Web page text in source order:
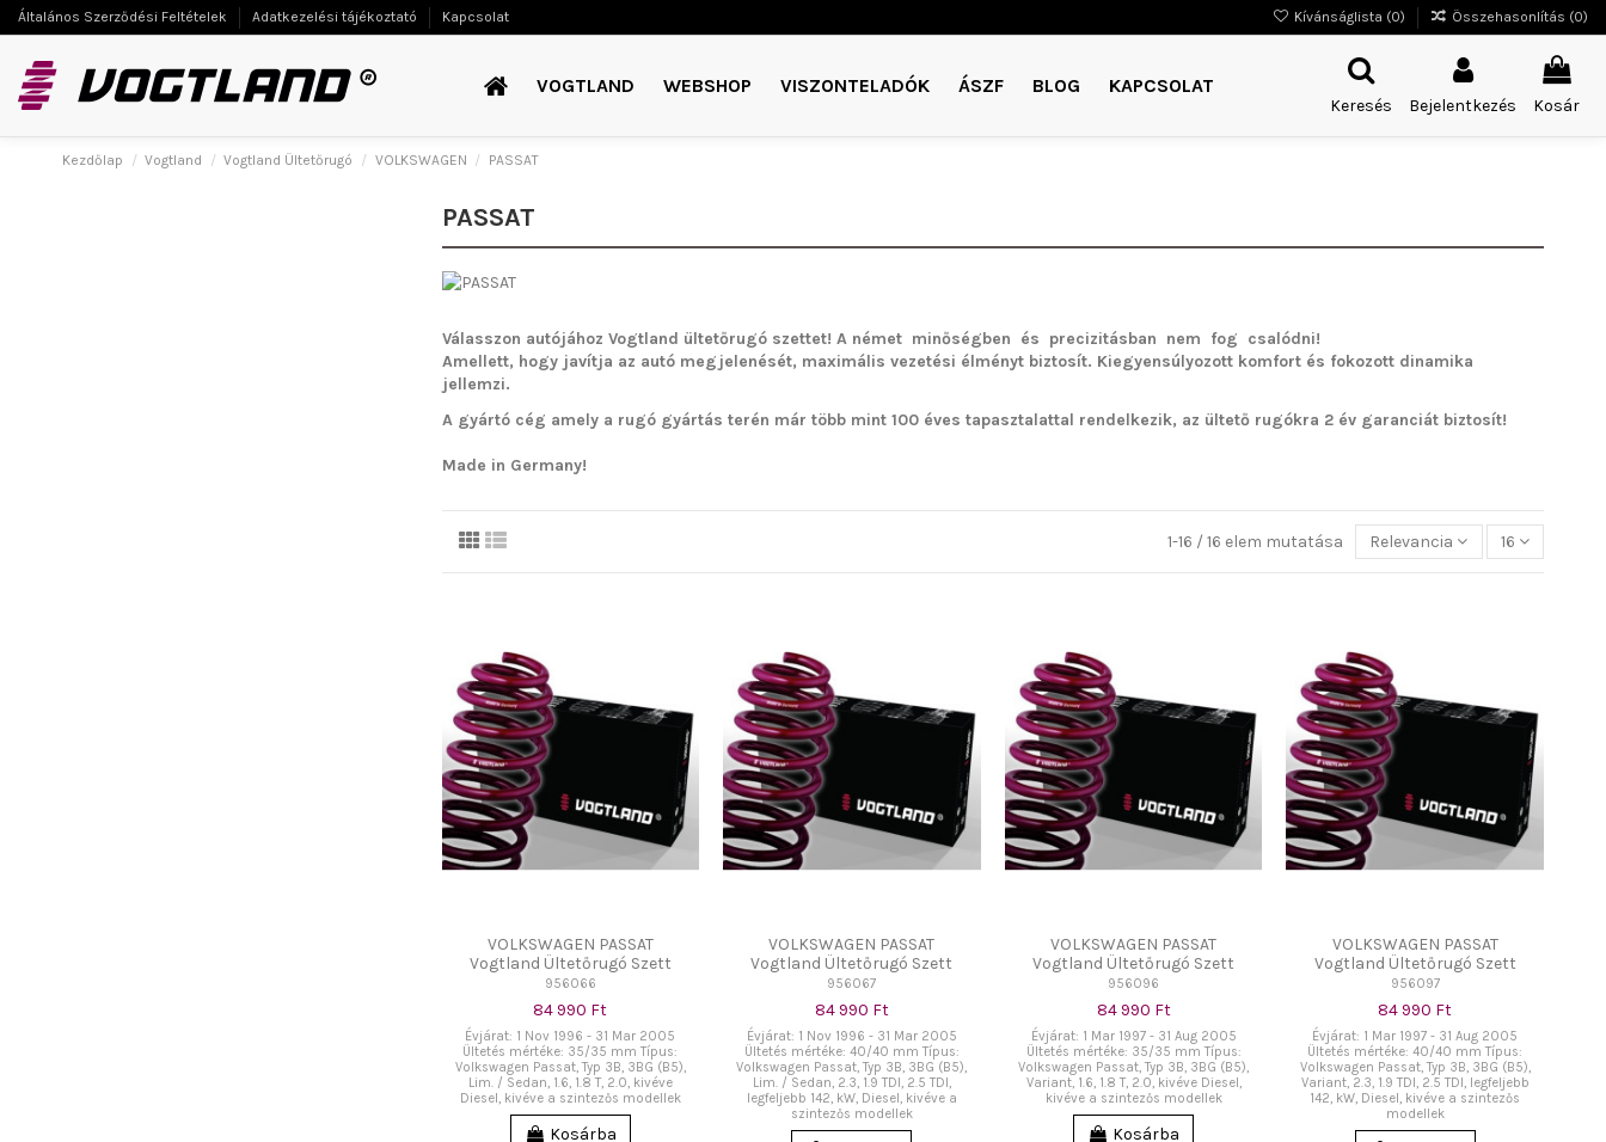
Általános Szerződési Feltételek Adatkezelési tájékoztató Kapcsolat Kívánságlista (0) Összehasonlítás (0)
VOGTLAND WEBSHOP VISZONTELADÓK ÁSZF BLOG KAPCSOLAT
Keresés Bejelentkezés Kosár
Kezdőlap Vogtland Vogtland Ültetőrugó VOLKSWAGEN PASSAT
PASSAT
Válasszon autójához Vogtland ültetőrugó szettet! A német minőségben és precizitásban nem fog csalódni!
Amellett, hogy javítja az autó megjelenését, maximális vezetési élményt biztosít. Kiegyensúlyozott komfort és fokozott dinamika
jellemzi.
A gyártó cég amely a rugó gyártás terén már több mint 100 éves tapasztalattal rendelkezik, az ültető rugókra 2 év garanciát biztosít!
Made in Germany!
1-16 / 16 elem mutatása Relevancia 16
VOLKSWAGEN PASSAT
Vogtland Ültetőrugó Szett
956066
84 990 Ft
Évjárat: 1 Nov 1996 - 31 Mar 2005
Ültetés mértéke: 35/35 mm Típus:
Volkswagen Passat, Typ 3B, 3BG (B5),
Lim. / Sedan, 1.6, 1.8 T, 2.0, kivéve
Diesel, kivéve a szintezős modellek
Kosárba
VOLKSWAGEN PASSAT
Vogtland Ültetőrugó Szett
956067
84 990 Ft
Évjárat: 1 Nov 1996 - 31 Mar 2005
Ültetés mértéke: 40/40 mm Típus:
Volkswagen Passat, Typ 3B, 3BG (B5),
Lim. / Sedan, 2.3, 1.9 TDI, 2.5 TDI,
legfeljebb 142, kW, Diesel, kivéve a
szintezős modellek
VOLKSWAGEN PASSAT
Vogtland Ültetőrugó Szett
956096
84 990 Ft
Évjárat: 1 Mar 1997 - 31 Aug 2005
Ültetés mértéke: 35/35 mm Típus:
Volkswagen Passat, Typ 3B, 3BG (B5),
Variant, 1.6, 1.8 T, 2.0, kivéve Diesel,
kivéve a szintezős modellek
Kosárba
VOLKSWAGEN PASSAT
Vogtland Ültetőrugó Szett
956097
84 990 Ft
Évjárat: 1 Mar 1997 - 31 Aug 2005
Ültetés mértéke: 40/40 mm Típus:
Volkswagen Passat, Typ 3B, 3BG (B5),
Variant, 2.3, 1.9 TDI, 2.5 TDI, legfeljebb
142, kW, Diesel, kivéve a szintezős
modellek